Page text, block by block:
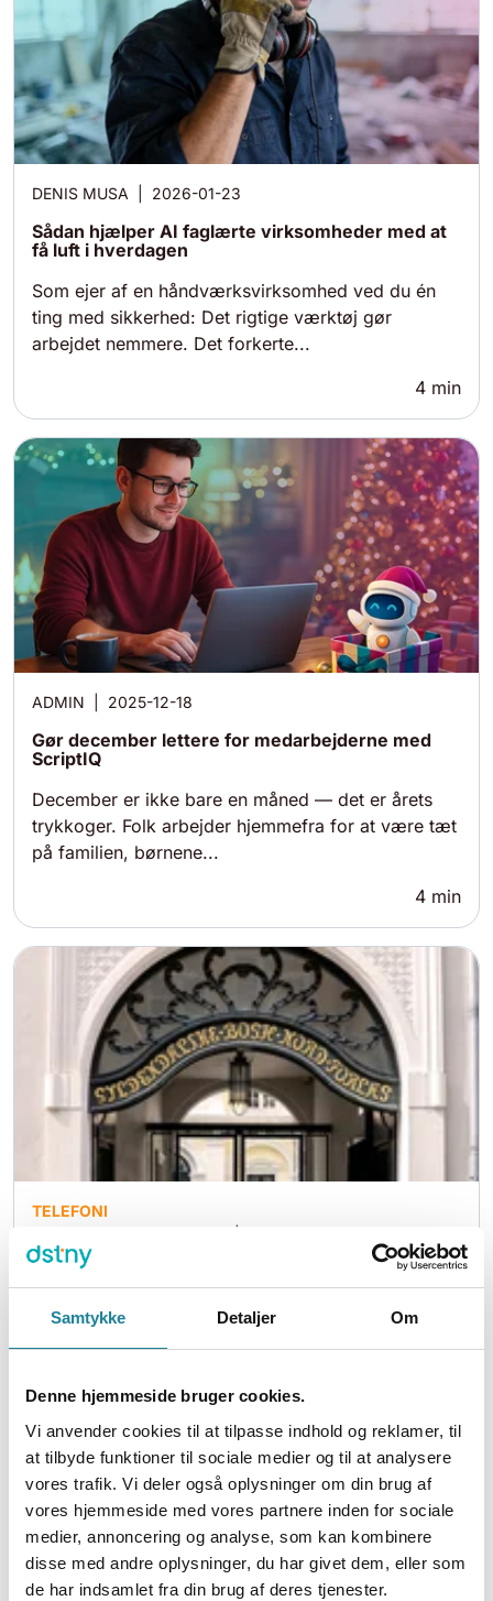
Samtykke Detaljer Om
Denne hjemmeside bruger cookies.
Vi anvender cookies til at tilpasse indhold og reklamer, til
at tilbyde funktioner til sociale medier og til at analysere
vores trafik. Vi deler også oplysninger om din brug af
vores hjemmeside med vores partnere inden for sociale
medier, annoncering og analyse, som kan kombinere
disse med andre oplysninger, du har givet dem, eller som
de har indsamlet fra din brug af deres tjenester.
DENIS MUSA 2026-01-23
Sådan hjælper AI faglærte virksomheder med at
få luft i hverdagen
Som ejer af en håndværksvirksomhed ved du én
ting med sikkerhed: Det rigtige værktøj gør
arbejdet nemmere. Det forkerte...
4 min
ADMIN 2025-12-18
Gør december lettere for medarbejderne med
ScriptIQ
December er ikke bare en måned — det er årets
trykkoger. Folk arbejder hjemmefra for at være tæt
på familien, børnene...
4 min
TELEFONI
Beskyttelse mod DDoS-angreb
Jeres internet er sikkert hos Dstny I en tid med